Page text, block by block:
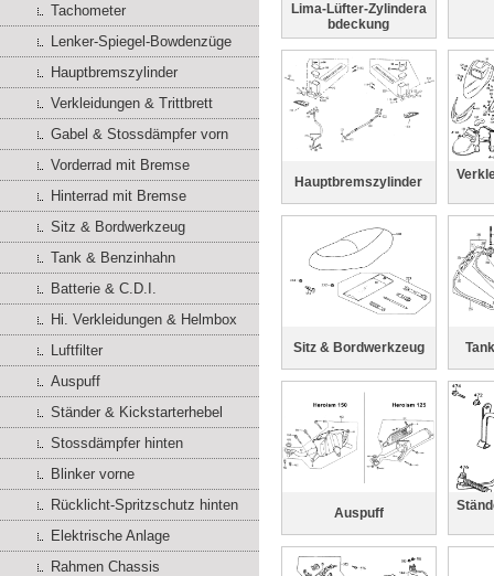
Tachometer
Lenker-Spiegel-Bowdenzüge
Hauptbremszylinder
Verkleidungen & Trittbrett
Gabel & Stossdämpfer vorn
Vorderrad mit Bremse
Hinterrad mit Bremse
Sitz & Bordwerkzeug
Tank & Benzinhahn
Batterie & C.D.I.
Hi. Verkleidungen & Helmbox
Luftfilter
Auspuff
Ständer & Kickstarterhebel
Stossdämpfer hinten
Blinker vorne
Rücklicht-Spritzschutz hinten
Elektrische Anlage
Rahmen Chassis
Lima-Lüfter-Zylindera
bdeckung
Hauptbremszylinder
Sitz & Bordwerkzeug
Auspuff